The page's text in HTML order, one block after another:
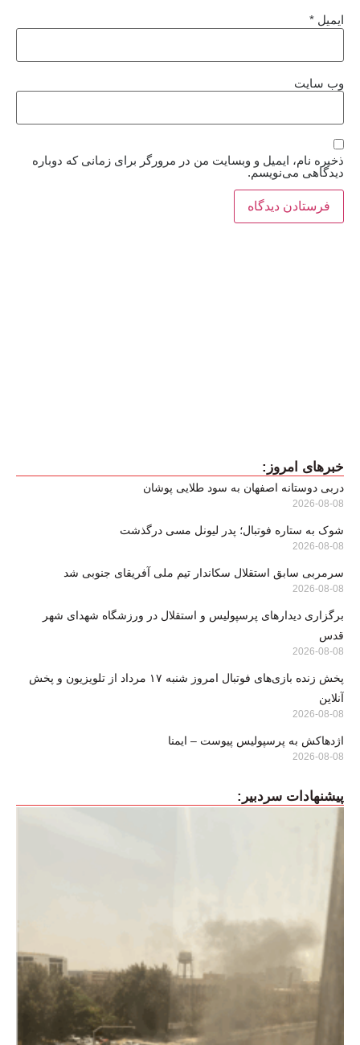
ایمیل *
وب‌ سایت
ذخیره نام، ایمیل و وبسایت من در مرورگر برای زمانی که دوباره
دیدگاهی می‌نویسم.
خبرهای امروز:
دربی دوستانه اصفهان به سود طلایی پوشان
2026-08-08
شوک به ستاره فوتبال؛ پدر لیونل مسی درگذشت
2026-08-08
سرمربی سابق استقلال سکاندار تیم ملی آفریقای جنوبی شد
2026-08-08
برگزاری دیدارهای پرسپولیس و استقلال در ورزشگاه شهدای شهر
قدس
2026-08-08
پخش زنده بازی‌های فوتبال امروز شنبه ۱۷ مرداد از تلویزیون و پخش
آنلاین
2026-08-08
اژدهاکش به پرسپولیس پیوست – ایمنا
2026-08-08
پیشنهادات سردبیر: